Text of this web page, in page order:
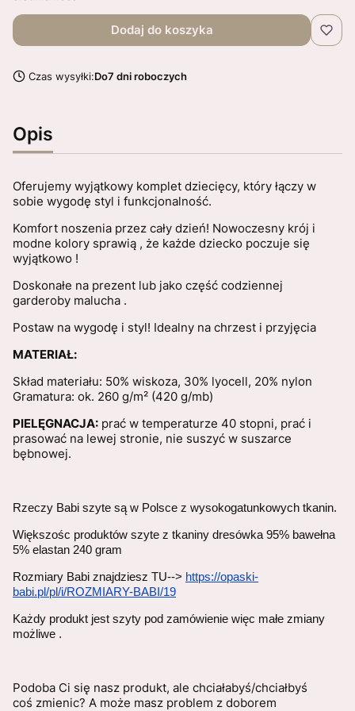
Dodaj do koszyka
Czas wysyłki:Do7 dni roboczych
Opis
Oferujemy wyjątkowy komplet dziecięcy, który łączy w
sobie wygodę styl i funkcjonalność.
Komfort noszenia przez cały dzień! Nowoczesny krój i
modne kolory sprawią , że każde dziecko poczuje się
wyjątkowo !
Doskonałe na prezent lub jako część codziennej
garderoby malucha .
Postaw na wygodę i styl! Idealny na chrzest i przyjęcia
MATERIAŁ:
Skład materiału: 50% wiskoza, 30% lyocell, 20% nylon
Gramatura: ok. 260 g/m² (420 g/mb)
PIELĘGNACJA: prać w temperaturze 40 stopni, prać i
prasować na lewej stronie, nie suszyć w suszarce
bębnowej.
Rzeczy Babi szyte są w Polsce z wysokogatunkowych tkanin.
Większośc produktów szyte z tkaniny dresówka 95% bawełna
5% elastan 240 gram
Rozmiary Babi znajdziesz TU--> https://opaski-
babi.pl/pl/i/ROZMIARY-BABI/19
Każdy produkt jest szyty pod zamówienie więc małe zmiany
możliwe .
Podoba Ci się nasz produkt, ale chciałabyś/chciałbyś
coś zmienic? A może masz problem z doborem